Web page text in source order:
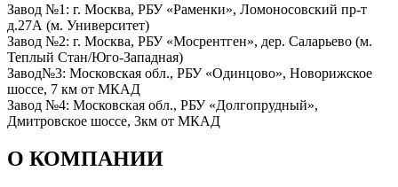
Завод №1: г. Москва, РБУ «Раменки», Ломоносовский пр-т
д.27А (м. Университет)
Завод №2: г. Москва, РБУ «Мосрентген», дер. Саларьево (м.
Теплый Стан/Юго-Западная)
Завод№3: Московская обл., РБУ «Одинцово», Новорижское
шоссе, 7 км от МКАД
Завод №4: Московская обл., РБУ «Долгопрудный»,
Дмитровское шоссе, 3км от МКАД
О КОМПАНИИ